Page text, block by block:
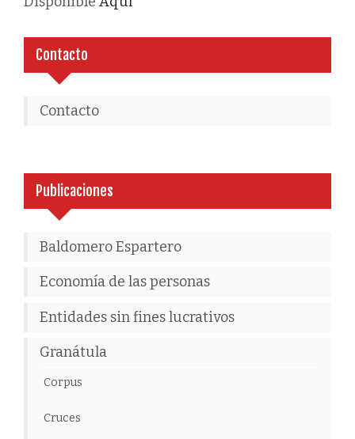
Contacto
Contacto
Publicaciones
Baldomero Espartero
Economía de las personas
Entidades sin fines lucrativos
Granátula
Corpus
Cruces